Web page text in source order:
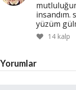
yüzüm
14kalp
Yorumlar